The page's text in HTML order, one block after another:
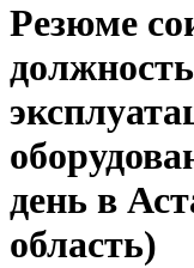
Резюме
день в
область)